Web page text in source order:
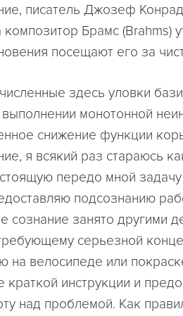
писатель Джозеф
композитор Брамс (Brahms)
посещают его за
здесь уловки
монотонной
снижение функции
я всякий раз стараюсь
передо мной задачу
подсознанию
сознание занято другими
серьезной
на велосипеде или
краткой инструкции и
над проблемой. Как